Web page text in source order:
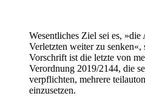
Wesentliches Ziel sei es,
Verletzten weiter zu
Vorschrift ist die letzte von
Verordnung 2019/2144, die
verpflichten, mehrere
einzusetzen.